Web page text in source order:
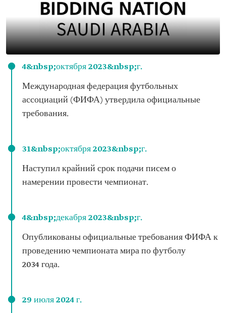
4&nbsp;октября 2023&nbsp;г.
Международная федерация футбольных
ассоциаций (ФИФА) утвердила официальные
требования.
31&nbsp;октября 2023&nbsp;г.
Наступил крайний срок подачи писем о
намерении провести чемпионат.
4&nbsp;декабря 2023&nbsp;г.
Опубликованы официальные требования ФИФА к
проведению чемпионата мира по футболу
2034 года.
29 июля 2024 г.